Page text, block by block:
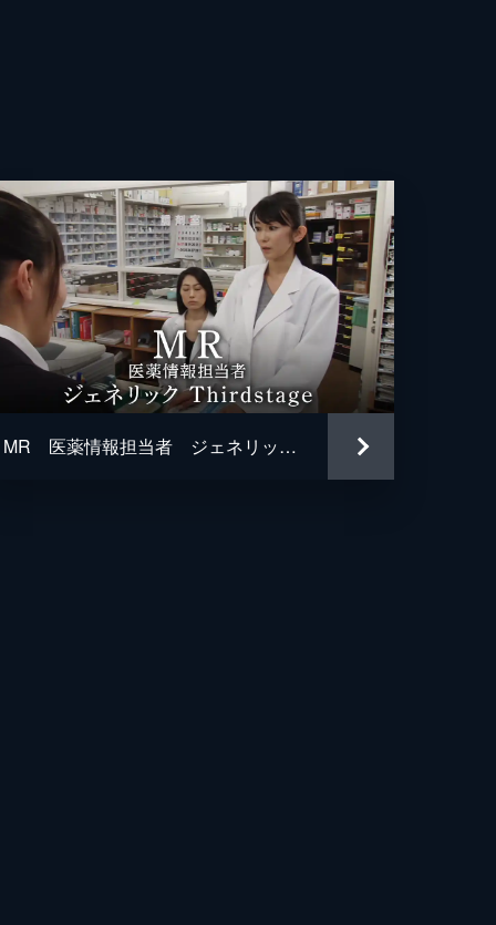
MR 医薬情報担当者 ジェネリック Thirdstage